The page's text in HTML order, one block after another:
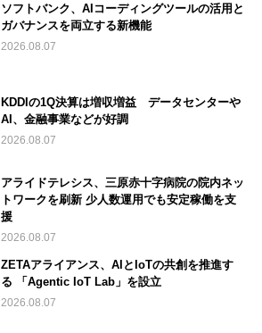
ソフトバンク、AIコーディングツールの活用と
ガバナンスを両立する新機能
2026.08.07
KDDIの1Q決算は増収増益 データセンターや
AI、金融事業などが好調
2026.08.07
アライドテレシス、三原赤十字病院の院内ネッ
トワークを刷新 少人数運用でも安定稼働を支
援
2026.08.07
ZETAアライアンス、AIとIoTの共創を推進す
る 「Agentic IoT Lab」を設立
2026.08.07